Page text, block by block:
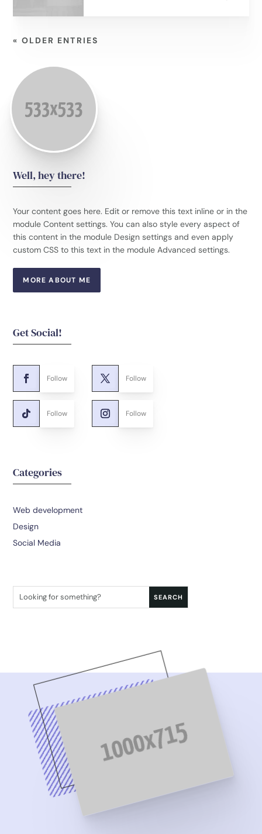
« OLDER ENTRIES
Well, hey there!
Your content goes here. Edit or remove this text inline or in the
module Content settings. You can also style every aspect of
this content in the module Design settings and even apply
custom CSS to this text in the module Advanced settings.
MORE ABOUT ME
Get Social!
Follow Follow
Follow Follow
Categories
Web development
Design
Social Media